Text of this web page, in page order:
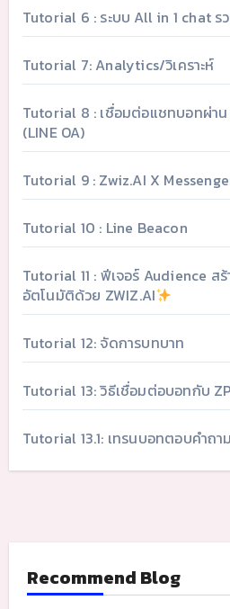
Tutorial 6 : ระบบ All in 1 chat ร
Tutorial 7: Analytics/วิเคราะห์
Tutorial 8 : เชื่อมต่อแชทบอทผ่า
(LINE OA)
Tutorial 9 : Zwiz.AI X
Tutorial 10 : Line Beacon
Tutorial 11 : ฟีเจอร์ Audience ส
อัตโนมัติด้วย ZWIZ.AI
Tutorial 12: จัดการบทบาท
Tutorial 13: วิธีเชื่อมต่อบอทกับ
Tutorial 13.1: เทรนบอทตอบคำถ
Recommend Blog